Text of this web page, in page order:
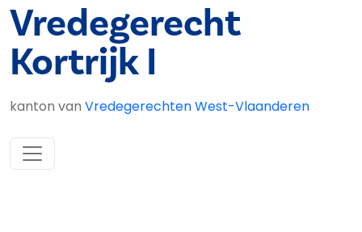
Vredegerecht
Kortrijk I
kanton van Vredegerechten West-Vlaanderen